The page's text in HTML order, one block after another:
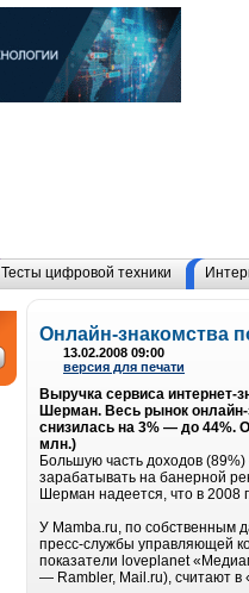
Тесты цифровой техники
Онлайн-знакомства
13.02.2008 09:00
версия для печати
Выручка сервиса интернет-
Шерман. Весь рынок онлайн-
снизилась на 3% — до 44%.
млн.)
Большую часть доходов
зарабатывать на банерной
Шерман надеется, что в 2008
У Mamba.ru, по собственным
пресс-службы управляющей
показатели loveplanet
— Rambler, Mail.ru), считают